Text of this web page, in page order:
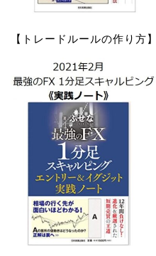
【トレードルールの作り方】